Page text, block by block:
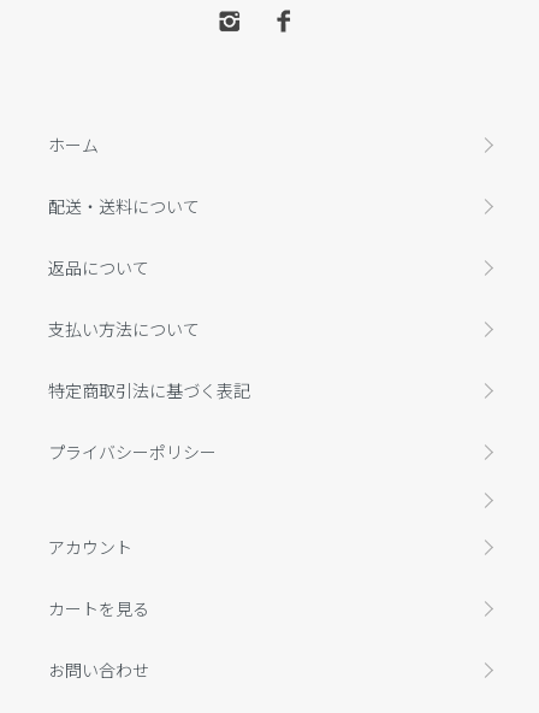
ホーム
配送・送料について
返品について
支払い方法について
特定商取引法に基づく表記
プライバシーポリシー
アカウント
カートを見る
お問い合わせ